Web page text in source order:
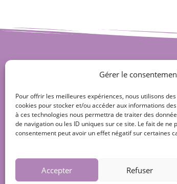
Gérer le
Pour offrir les meilleures expériences, nous utilisons
cookies pour stocker et/ou accéder aux informations
à ces technologies nous permettra de traiter des
de navigation ou les ID uniques sur ce site. Le fait de
consentement peut avoir un effet négatif sur certaines
Accepter Refuser